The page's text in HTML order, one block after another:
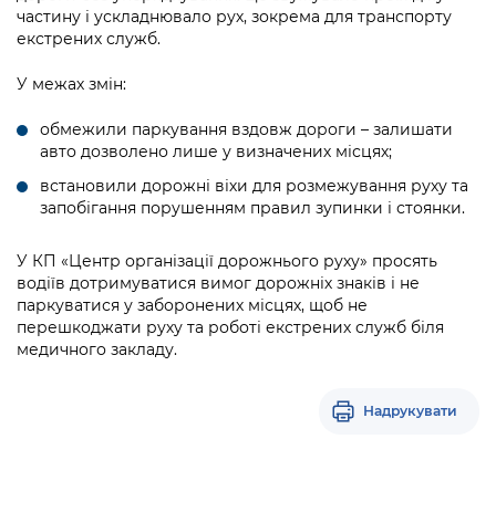
Підприємства, установи, організації
Kyiv International Relations
Гендерна політика
Безбар'єрність
Портал Захисників та Захисниць
Безбар'єрність
Портал послуг
Важливе під час воєнного стану
Уряд» – місцевий рівень»
Про відкриті дані
частину і ускладнювало рух, зокрема для транспорту
екстрених служб.
У межах змін:
обмежили паркування вздовж дороги – залишати
авто дозволено лише у визначених місцях;
встановили дорожні віхи для розмежування руху та
запобігання порушенням правил зупинки і стоянки.
У КП «Центр організації дорожнього руху» просять
водіїв дотримуватися вимог дорожніх знаків і не
паркуватися у заборонених місцях, щоб не
перешкоджати руху та роботі екстрених служб біля
медичного закладу.
Надрукувати